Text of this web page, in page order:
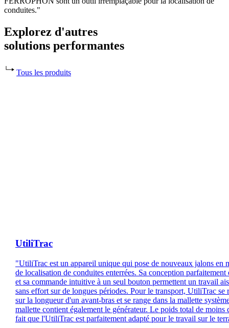
conduites."
Explorez d'autres
solutions performantes
Tous les produits
UtiliTrac
"UtiliTrac est un appareil unique qui pose de nouveaux jalons en
de localisation de conduites enterrées. Sa conception parfaitement
et sa commande intuitive à un seul bouton permettent un travail
sans effort sur de longues périodes. Pour le transport, UtiliTrac se
sur la longueur d'un avant-bras et se range dans la mallette
mallette contient également le générateur. Le poids total de moins
fait que l'UtiliTrac est parfaitement adapté pour le travail sur le